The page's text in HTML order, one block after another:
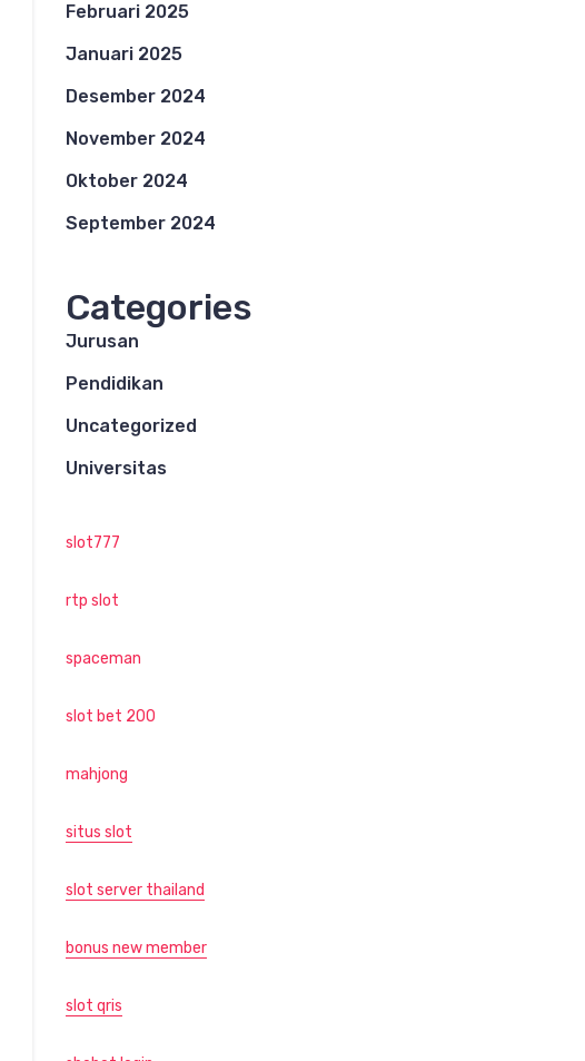
Februari 2025
Januari 2025
Desember 2024
November 2024
Oktober 2024
September 2024
Categories
Jurusan
Pendidikan
Uncategorized
Universitas
slot777
rtp slot
spaceman
slot bet 200
mahjong
situs slot
slot server thailand
bonus new member
slot qris